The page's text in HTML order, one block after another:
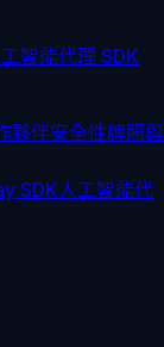
智能代理 SDK
夥伴安全性牌照與
SDK人工智能代